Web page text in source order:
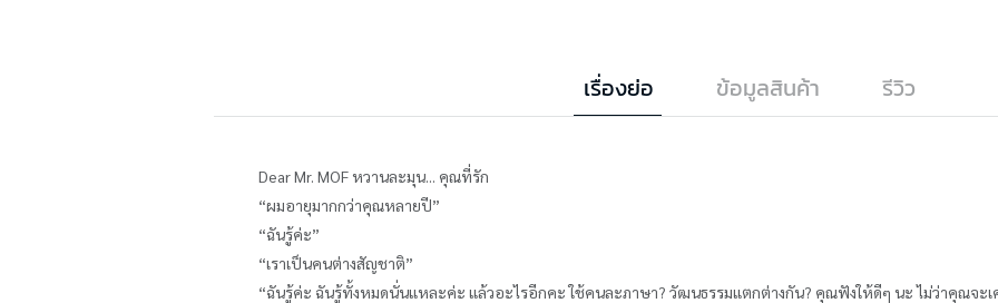
เรื่องย่อ ข้อมูลสินค้า รีวิว
Dear Mr. MOF หวานละมุน... คุณที่รัก
“ผมอายุมากกว่าคุณหลายปี”
“ฉันรู้ค่ะ”
“เราเป็นคนต่างสัญชาติ”
“ฉันรู้ค่ะ ฉันรู้ทั้งหมดนั่นแหละค่ะ แล้วอะไรอีกคะ ใช้คนละภาษา? วัฒนธรรมแตกต่างกัน? คุณฟังให้ดีๆ นะ ไม่ว่าคุณจะเ